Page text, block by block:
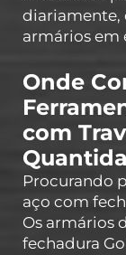
diariamente,
armários em
Onde
com
Procurando
aço com
Os armários
fechadura